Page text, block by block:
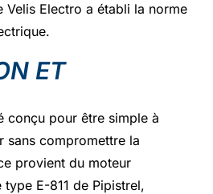
Velis Electro a établi la norme
ET
conçu pour être simple à
sans compromettre la
provient du moteur
E-811 de Pipistrel,